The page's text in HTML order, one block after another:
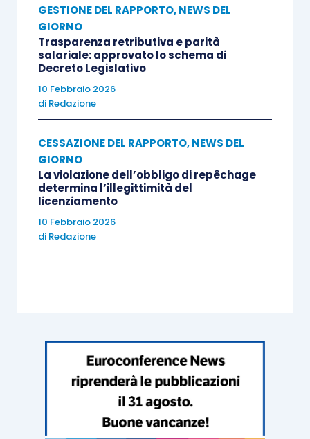
GESTIONE DEL RAPPORTO,NEWS DEL
GIORNO
Trasparenza retributiva e parità
salariale: approvato lo schema di
Decreto Legislativo
10 Febbraio 2026
di Redazione
CESSAZIONE DEL RAPPORTO,NEWS DEL
GIORNO
La violazione dell’obbligo di repêchage
determina l’illegittimità del
licenziamento
10 Febbraio 2026
di Redazione